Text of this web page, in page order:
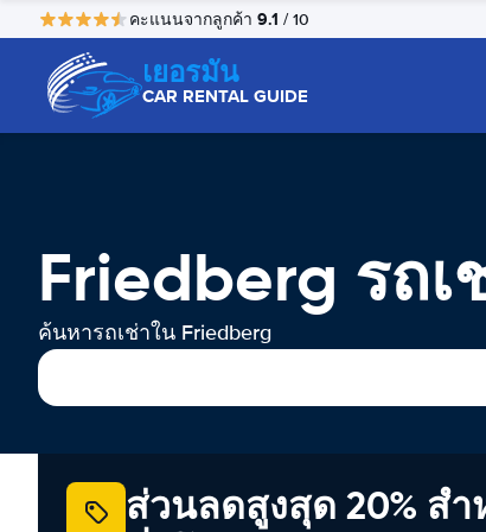
คะแนนจากลูกค้า 9.1 / 10
เยอรมัน
CAR RENTAL GUIDE
Friedberg รถเ
ค้นหารถเช่าใน Friedberg
ส่วนลดสูงสุด 20% สำ